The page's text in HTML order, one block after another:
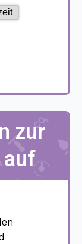
zur
auf